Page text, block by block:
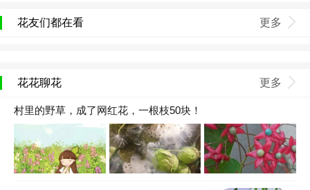
花友们都在看 更多
花花聊花 更多
村里的野草，成了网红花，一根枝50块！